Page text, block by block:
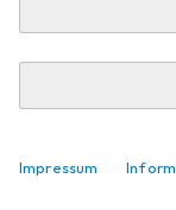
Impressum